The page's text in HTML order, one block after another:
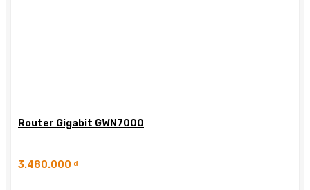
Router Gigabit GWN7000
3.480.000 ₫